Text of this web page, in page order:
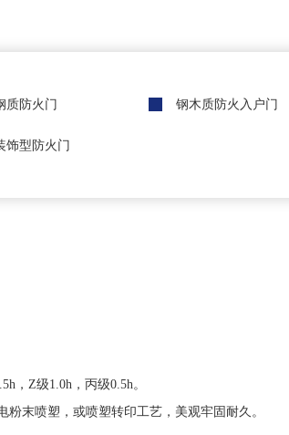
质防火门 钢木质防火入户门
饰型防火门
，Z级1.0h，丙级0.5h。
粉末喷塑，或喷塑转印工艺，美观牢固耐久。